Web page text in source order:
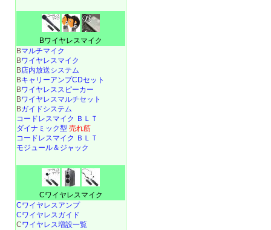
Bワイヤレスマイク
Bマルチマイク
Bワイヤレスマイク
B店内放送システム
BキャリーアンプCDセット
Bワイヤレススピーカー
Bワイヤレスマルチセット
Bガイドシステム
コードレスマイク ＢＬＴ
ダイナミック型 売れ筋
コードレスマイク ＢＬＴ
モジュール＆ジャック
Cワイヤレスマイク
Cワイヤレスアンプ
Cワイヤレスガイド
Cワイヤレス増設一覧